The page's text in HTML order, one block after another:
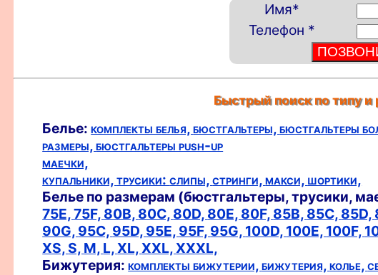
Имя*
Телефон *
Быстрый поиск по типу и
Белье:комплекты белья,бюстгальтеры,бюстгальтеры
размеры,бюстгальтеры push-up
маечки,
купальники,трусики:слипы,стринги,макси, шортики,
Белье по размерам (бюстгальтеры, трусики,
75E,75F, 80B, 80C, 80D, 80E, 80F, 85B, 85C, 85D,
90G, 95C, 95D, 95E, 95F, 95G, 100D, 100E, 100F,
XS, S, M, L,XL,XXL,XXXL,
Бижутерия:комплекты бижутерии,бижутерия,колье,